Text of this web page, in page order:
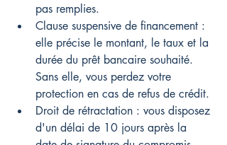
pas remplies.
Clause suspensive de financement :
elle précise le montant, le taux et la
durée du prêt bancaire souhaité.
Sans elle, vous perdez votre
protection en cas de refus de crédit.
Droit de rétractation : vous disposez
d'un délai de 10 jours après la